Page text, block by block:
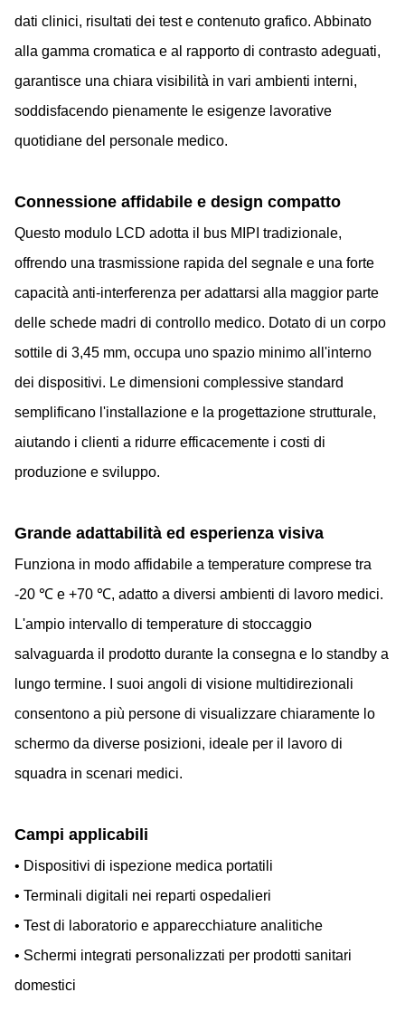
dati clinici, risultati dei test e contenuto grafico. Abbinato
alla gamma cromatica e al rapporto di contrasto adeguati,
garantisce una chiara visibilità in vari ambienti interni,
soddisfacendo pienamente le esigenze lavorative
quotidiane del personale medico.
Connessione affidabile e design compatto
Questo modulo LCD adotta il bus MIPI tradizionale,
offrendo una trasmissione rapida del segnale e una forte
capacità anti-interferenza per adattarsi alla maggior parte
delle schede madri di controllo medico. Dotato di un corpo
sottile di 3,45 mm, occupa uno spazio minimo all'interno
dei dispositivi. Le dimensioni complessive standard
semplificano l'installazione e la progettazione strutturale,
aiutando i clienti a ridurre efficacemente i costi di
produzione e sviluppo.
Grande adattabilità ed esperienza visiva
Funziona in modo affidabile a temperature comprese tra
-20 ℃ e +70 ℃, adatto a diversi ambienti di lavoro medici.
L'ampio intervallo di temperature di stoccaggio
salvaguarda il prodotto durante la consegna e lo standby a
lungo termine. I suoi angoli di visione multidirezionali
consentono a più persone di visualizzare chiaramente lo
schermo da diverse posizioni, ideale per il lavoro di
squadra in scenari medici.
Campi applicabili
• Dispositivi di ispezione medica portatili
• Terminali digitali nei reparti ospedalieri
• Test di laboratorio e apparecchiature analitiche
• Schermi integrati personalizzati per prodotti sanitari
domestici